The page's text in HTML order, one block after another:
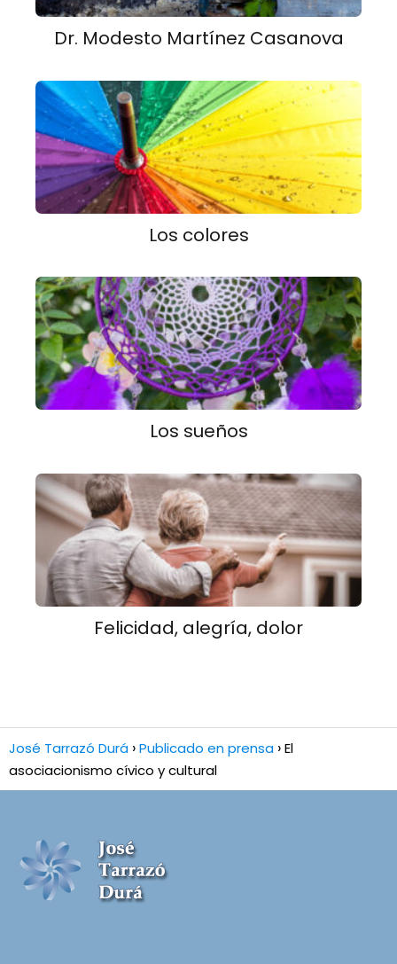
Dr. Modesto Martínez Casanova
Los colores
Los sueños
Felicidad, alegría, dolor
José Tarrazó Durá Publicado en prensa El
asociacionismo cívico y cultural